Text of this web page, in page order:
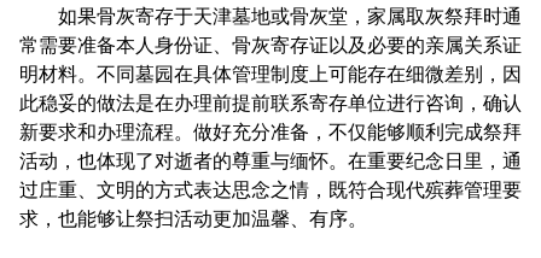
如果骨灰寄存于天津墓地或骨灰堂，家属取灰祭拜时通
常需要准备本人身份证、骨灰寄存证以及必要的亲属关系证
明材料。不同墓园在具体管理制度上可能存在细微差别，因
此稳妥的做法是在办理前提前联系寄存单位进行咨询，确认
新要求和办理流程。做好充分准备，不仅能够顺利完成祭拜
活动，也体现了对逝者的尊重与缅怀。在重要纪念日里，通
过庄重、文明的方式表达思念之情，既符合现代殡葬管理要
求，也能够让祭扫活动更加温馨、有序。